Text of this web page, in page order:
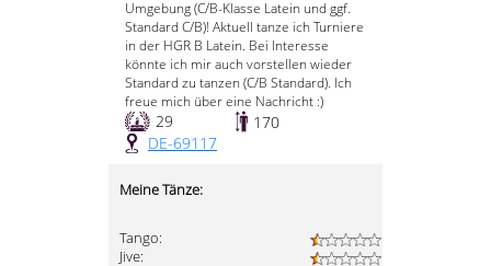
Umgebung (C/B-Klasse Latein und ggf.
Standard C/B)! Aktuell tanze ich Turniere
in der HGR B Latein. Bei Interesse
könnte ich mir auch vorstellen wieder
Standard zu tanzen (C/B Standard). Ich
freue mich über eine Nachricht :)
29
170
DE-69117
Meine Tänze:
Tango:
Jive: